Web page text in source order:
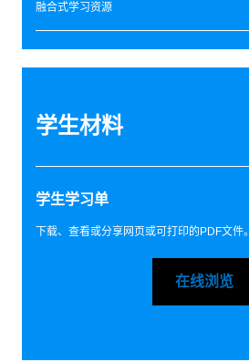
融合式学习资源
学生材料
学生学习单
下载、查看或分享网页或可打印的PDF文件。
在线浏览